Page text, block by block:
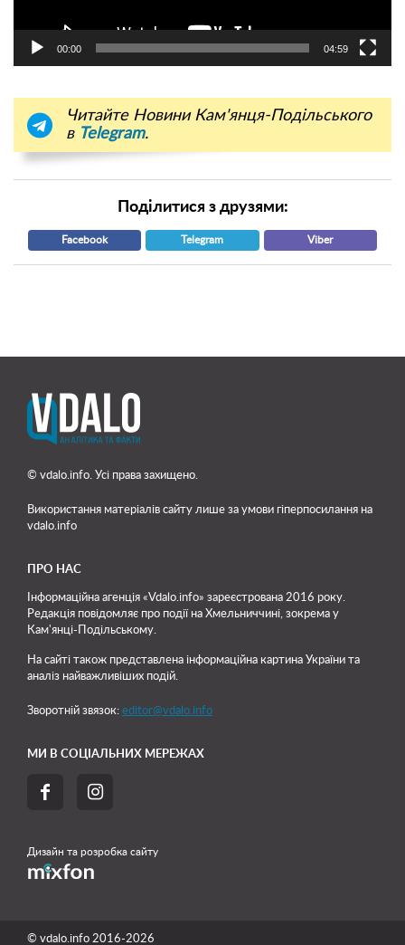
00:00 04:59
Читайте Новини Кам'янця-Подільського
в Telegram.
Поділитися з друзями:
Facebook Telegram Viber
© vdalo.info. Усі права захищено.
Використання матеріалів сайту лише за умови гіперпосилання на
vdalo.info
ПРО НАС
Інформаційна агенція «Vdalo.info» зареєстрована 2016 року.
Редакція повідомляє про події на Хмельниччині, зокрема у
Кам'янці-Подільському.
На сайті також представлена інформаційна картина України та
аналіз найважливіших подій.
Зворотній звязок: editor@vdalo.info
МИ В СОЦІАЛЬНИХ МЕРЕЖАХ
 
Дизайн та розробка сайту
© vdalo.info 2016-2026